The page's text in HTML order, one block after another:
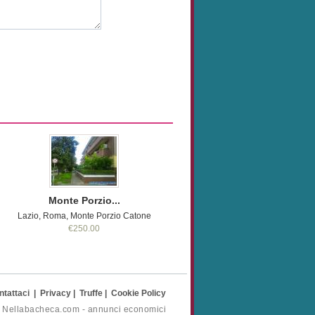
Monte Porzio...
Lazio, Roma, Monte Porzio Catone
€250.00
Privacy Truffe
Cookie Policy
- annunci economici